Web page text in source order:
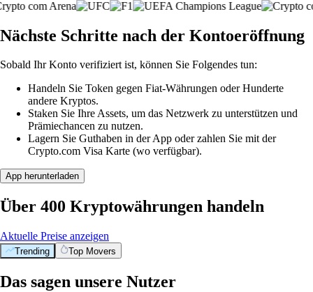
Nächste Schritte nach der Kontoeröffnung
Sobald Ihr Konto verifiziert ist, können Sie Folgendes tun:
Handeln Sie Token gegen Fiat-Währungen oder Hunderte
andere Kryptos.
Staken Sie Ihre Assets, um das Netzwerk zu unterstützen und
Prämiechancen zu nutzen.
Lagern Sie Guthaben in der App oder zahlen Sie mit der
Crypto.com Visa Karte (wo verfügbar).
App herunterladen
Über 400 Kryptowährungen handeln
Aktuelle Preise anzeigen
Trending Top Movers
Das sagen unsere Nutzer